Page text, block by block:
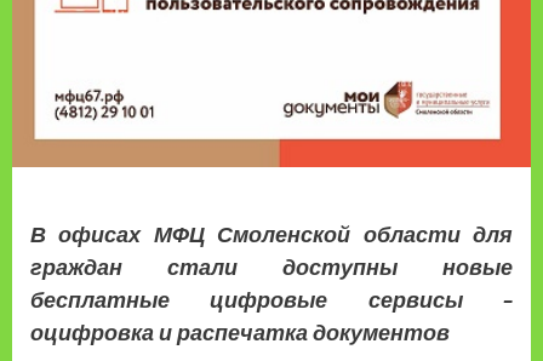
В офисах МФЦ Смоленской области для
граждан стали доступны новые
бесплатные цифровые сервисы –
оцифровка и распечатка документов